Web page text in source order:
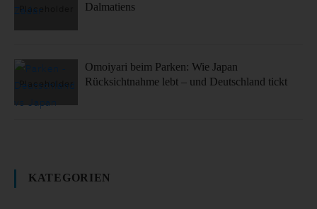
Dalmatiens
Omoiyari beim Parken: Wie Japan
Rücksichtnahme lebt – und Deutschland tickt
KATEGORIEN